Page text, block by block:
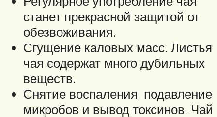
станет прекрасной защитой от
обезвоживания.
Сгущение каловых масс. Листья
чая содержат много дубильных
веществ.
Снятие воспаления, подавление
микробов и вывод токсинов. Чай